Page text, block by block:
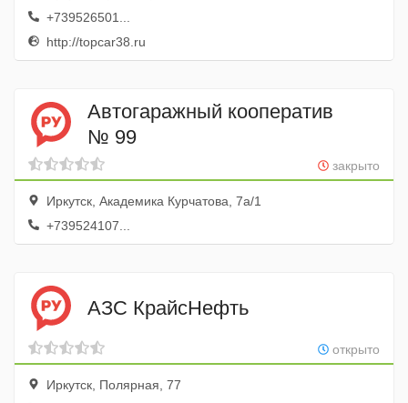
+739526501...
http://topcar38.ru
Автогаражный кооператив
№ 99
закрыто
Иркутск, Академика Курчатова, 7а/1
+739524107...
АЗС КрайсНефть
открыто
Иркутск, Полярная, 77